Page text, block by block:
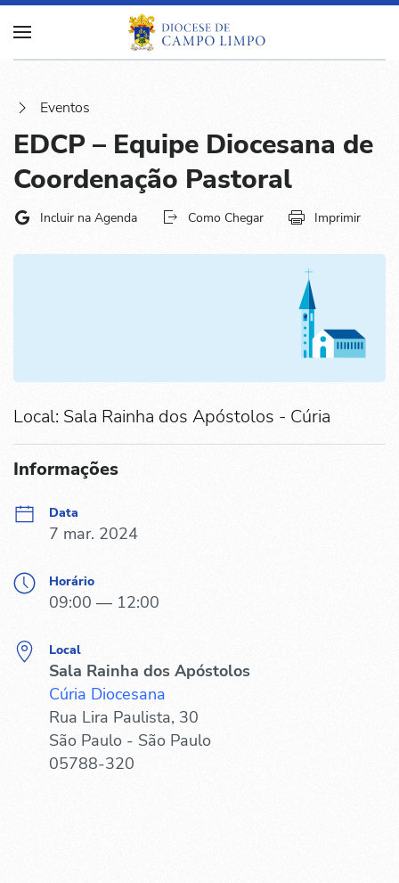
Eventos
EDCP – Equipe Diocesana de
Coordenação Pastoral
Incluir na Agenda Como Chegar Imprimir
Local: Sala Rainha dos Apóstolos - Cúria
Informações
Data
7 mar. 2024
Horário
09:00 — 12:00
Local
Sala Rainha dos Apóstolos
Cúria Diocesana
Rua Lira Paulista, 30
São Paulo - São Paulo
05788-320